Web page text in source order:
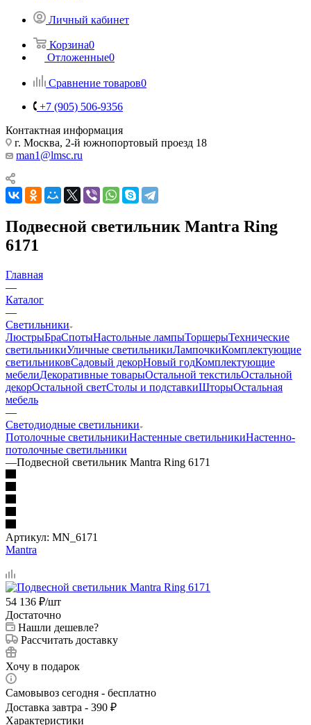
Личный кабинет
Корзина0
Отложенные0
Сравнение товаров0
+7 (905) 506-9356
Контактная информация
г. Москва, 2-й южнопортовый проезд 18
man1@lmsc.ru
Подвесной светильник Mantra Ring
6171
Главная
—
Каталог
—
Светильники
ЛюстрыБраСпотыНастольные лампыТоршерыТехнические
светильникиУличные светильникиЛампочкиКомплектующие
светильниковСадовый декорНовый годКомплектующие
мебелиДекоративные товарыОстальной текстильОстальной
декорОстальной светСтолы и подставкиШторыОстальная
мебель
—
Светодиодные светильники
Потолочные светильникиНастенные светильникиНастенно-
потолочные светильники
—Подвесной светильник Mantra Ring 6171
Артикул: MN_6171
Mantra
54 136 ₽/шт
Достаточно
Нашли дешевле?
Рассчитать доставку
Хочу в подарок
Самовывоз сегодня - бесплатно
Доставка завтра - 390 ₽
Характеристики